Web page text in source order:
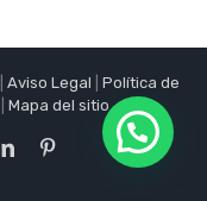
Aviso Legal
Política de
Mapa del sitio.
LinkedInPinterest